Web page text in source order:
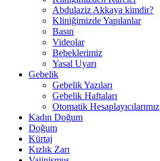
Abdulaziz Akkaya kimdir?
Kliniğimizde Yapılanlar
Basın
Videolar
Bebeklerimiz
Yasal Uyarı
Gebelik
Gebelik Yazıları
Gebelik Haftaları
Otomatik Hesaplayıcılarımız
Kadın Doğum
Doğum
Kürtaj
Kızlık Zarı